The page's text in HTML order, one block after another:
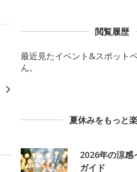
閲覧履歴
最近見たイベント&スポット
ん。
夏休みをもっと
2026年の涼感
ガイド